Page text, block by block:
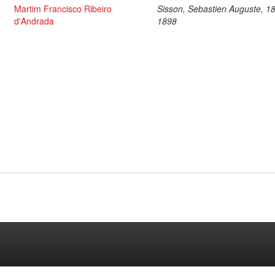
Martim Francisco Ribeiro
d'Andrada
Sisson, Sebastien Auguste,
1898